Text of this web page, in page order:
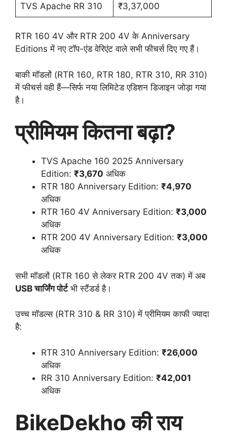
TVS Apache RR 310 ₹3,37,000
RTR 160 4V और RTR 200 4V के Anniversary
Editions में नए टॉप-एंड वेरिएंट वाले सभी फीचर्स दिए गए हैं।
बाकी मॉडलों (RTR 160, RTR 180, RTR 310, RR 310)
में फीचर्स वही हैं—सिर्फ नया लिमिटेड एडिशन डिजाइन जोड़ा गया
है।
प्रीमियम कितना बढ़ा?
TVS Apache 160 2025 Anniversary
Edition: ₹3,670 अधिक
RTR 180 Anniversary Edition: ₹4,970
अधिक
RTR 160 4V Anniversary Edition: ₹3,000
अधिक
RTR 200 4V Anniversary Edition: ₹3,000
अधिक
सभी मॉडलों (RTR 160 से लेकर RTR 200 4V तक) में अब
USB चार्जिंग पोर्टभी स्टैंडर्ड है।
उच्च मॉडल्स (RTR 310 & RR 310) में प्रीमियम काफी ज्यादा
है:
RTR 310 Anniversary Edition: ₹26,000
अधिक
RR 310 Anniversary Edition: ₹42,001
अधिक
BikeDekho की राय